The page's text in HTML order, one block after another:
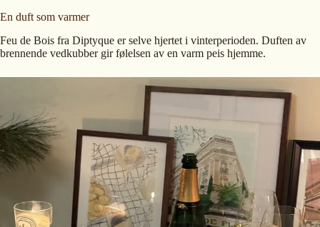
En duft som varmer
Feu de Bois fra Diptyque er selve hjertet i vinterperioden. Duften av
brennende vedkubber gir følelsen av en varm peis hjemme.